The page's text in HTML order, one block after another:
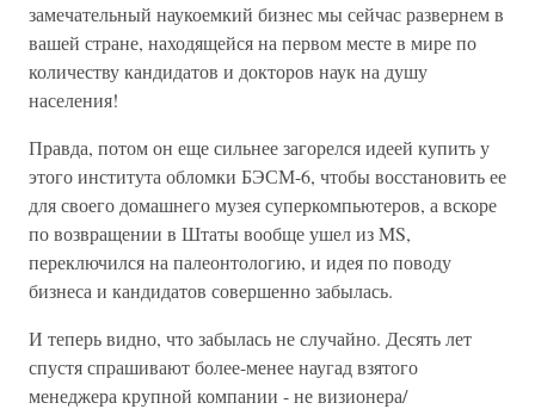
замечательный наукоемкий бизнес мы сейчас развернем в
вашей стране, находящейся на первом месте в мире по
количеству кандидатов и докторов наук на душу
населения!
Правда, потом он еще сильнее загорелся идеей купить у
этого института обломки БЭСМ-6, чтобы восстановить ее
для своего домашнего музея суперкомпьютеров, а вскоре
по возвращении в Штаты вообще ушел из MS,
переключился на палеонтологию, и идея по поводу
бизнеса и кандидатов совершенно забылась.
И теперь видно, что забылась не случайно. Десять лет
спустя спрашивают более-менее наугад взятого
менеджера крупной компании - не визионера/